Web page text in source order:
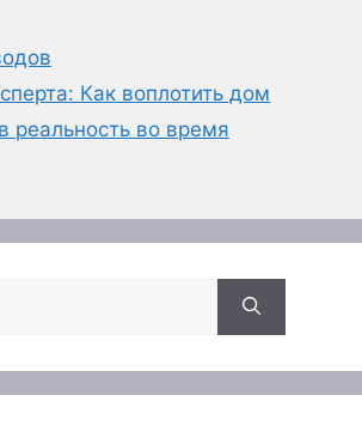
Как воплотить дом
реальность во время